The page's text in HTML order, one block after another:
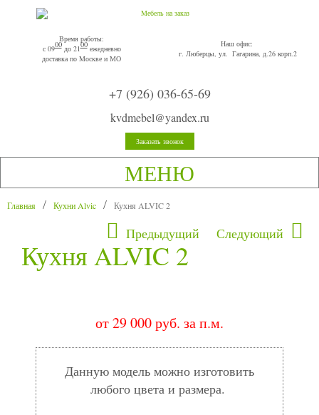
Время работы:
с 0900до 2100ежедневно
доставка по Москве и МО
Наш офис:
г. Люберцы, ул. Гагарина, д.26 корп.2
+7 (926) 036-65-69
kvdmebel@yandex.ru
Заказать звонок
МЕНЮ
Главная Кухни Alvic Кухня ALVIC 2
Предыдущий Следующий
Кухня ALVIC 2
от 29 000 руб. за п.м.
Данную модель можно изготовить
любого цвета и размера.